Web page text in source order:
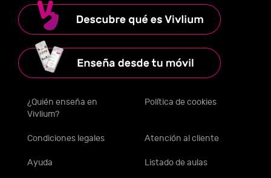
¿Quién enseña en
Vivlium?
Política de cookies
Condiciones legales Atención al cliente
Ayuda Listado de aulas